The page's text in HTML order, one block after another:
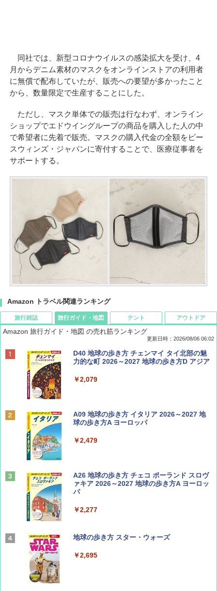
同社では、新型コロナウイルスの感染拡大を受け、4
月からデニム素材のマスクをオンラインストアの利用者
に無償で配布していたが、販売への要望が多かったこと
から、数量限定で生産することにした。
ただし、マスク単体での販売は行なわず、オンライン
ショップでエドウイングループの商品を購入した人の中
で希望者に先着で販売。マスクの購入代金の全額をピー
スウィンズ・ジャパンに寄付することで、医療従事者を
サポートする。
Amazon トラベル関連ランキング
旅行雑誌
ディズニーファン ２０２６年 ９月号 [雑
誌] (ＤＩＳＮＥＹ ＦＡＮ)
￥713
Coyote No.89 特集 星野道夫 夢見る旅
山と溪谷 2026年8月号「南アルプス大全」
￥1,540
AIRLINE（エアライン）2026年9月号【特
旅行ガイド・地図
Amazon 旅行ガイド・地図 の売れ筋ランキング
更新日時：2026/08/06 06:02
D40 地球の歩き方 チェンマイ タイ北部の魅
力的な町 2026～2027 地球の歩き方D アジア
￥2,079
A09 地球の歩き方 イタリア 2026～2027 地
球の歩き方A ヨーロッパ
￥2,479
A26 地球の歩き方 チェコ ポーランド スロヴ
ァキア 2026～2027 地球の歩き方A ヨーロッ
パ
￥2,277
地球の歩き方 スター・ウォーズ
￥2,695
テント アウトドア